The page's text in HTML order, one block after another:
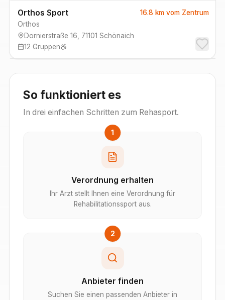
Orthos Sport
Orthos
Dornierstraße 16
71101 Schönaich
12 Gruppen
16.8 kmvom Zentrum
So funktioniert es
In drei einfachen Schritten zum Rehasport.
1
Verordnung erhalten
Ihr Arzt stellt Ihnen eine Verordnung für
Rehabilitationssport aus.
2
Anbieter finden
Suchen Sie einen passenden Anbieter in